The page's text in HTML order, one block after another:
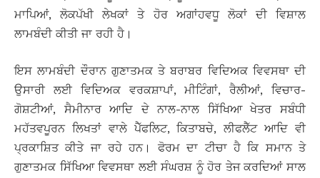
ਮਾਪਿਆਂ, ਲੋਕਪੱਖੀ ਲੇਖਕਾਂ ਤੇ ਹੋਰ ਅਗਾਂਹਵਧੂ ਲੋਕਾਂ ਦੀ ਵਿਸ਼ਾਲ
ਲਾਮਬੰਦੀ ਕੀਤੀ ਜਾ ਰਹੀ ਹੈ।
ਇਸ ਲਾਮਬੰਦੀ ਦੌਰਾਨ ਗੁਣਾਤਮਕ ਤੇ ਬਰਾਬਰ ਵਿਦਿਅਕ ਵਿਵਸਥਾ ਦੀ
ਉਸਾਰੀ ਲਈ ਵਿਦਿਅਕ ਵਰਕਸ਼ਾਪਾਂ, ਮੀਟਿੰਗਾਂ, ਰੈਲੀਆਂ, ਵਿਚਾਰ-
ਗੋਸ਼ਟੀਆਂ, ਸੈਮੀਨਾਰ ਆਦਿ ਦੇ ਨਾਲ-ਨਾਲ ਸਿੱਖਿਆ ਖੇਤਰ ਸਬੰਧੀ
ਮਹੱਤਵਪੂਰਨ ਲਿਖਤਾਂ ਵਾਲੇ ਪੈੱਫਲਿਟ, ਕਿਤਾਬਚੇ, ਲੀਫਲੈੱਟ ਆਦਿ ਵੀ
ਪ੍ਰਕਾਸ਼ਿਤ ਕੀਤੇ ਜਾ ਰਹੇ ਹਨ। ਫੋਰਮ ਦਾ ਟੀਚਾ ਹੈ ਕਿ ਸਮਾਨ ਤੇ
ਗੁਣਾਤਮਕ ਸਿੱਖਿਆ ਵਿਵਸਥਾ ਲਈ ਸੰਘਰਸ਼ ਨੂੰ ਹੋਰ ਤੇਜ ਕਰਦਿਆਂ ਸਾਲ